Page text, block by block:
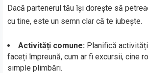
Dacă partenerul tău își dorește să
cu tine, este un semn clar că te iubește.
Activități comune: Planifică
faceți împreună, cum ar fi excursii, cine
simple plimbări.